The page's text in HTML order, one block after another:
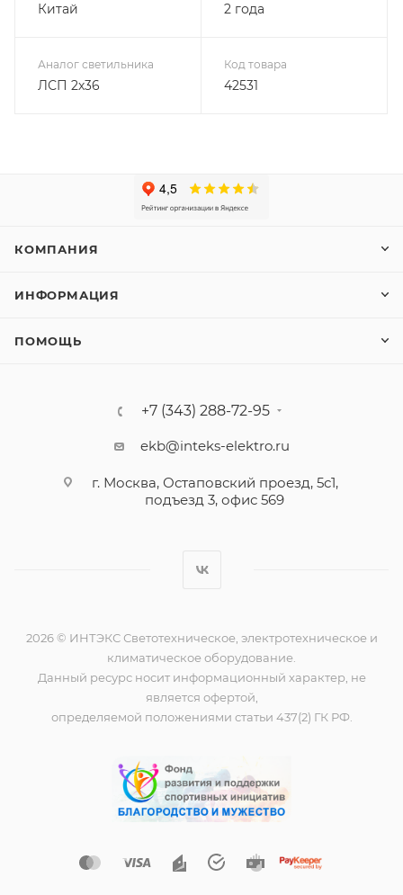
Китай 2 года
Аналог светильника
ЛСП 2х36
Код товара
42531
КОМПАНИЯ
ИНФОРМАЦИЯ
ПОМОЩЬ
+7 (343) 288-72-95
ekb@inteks-elektro.ru
г. Москва, Остаповский проезд, 5с1,
подъезд 3, офис 569
2026 © ИНТЭКС Светотехническое, электротехническое и
климатическое оборудование.
Данный ресурс носит информационный характер, не
является офертой,
определяемой положениями статьи 437(2) ГК РФ.